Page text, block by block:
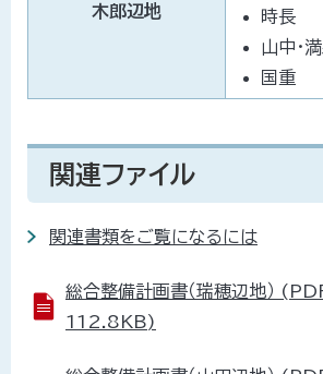
木郎辺地
時長
山中・
国重
関連ファイル
関連書類をご覧になるには
総合整備計画書（瑞穂辺地）
112.8KB)